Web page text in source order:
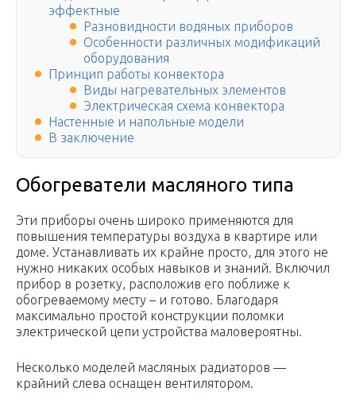
эффектные
Разновидности водяных приборов
Особенности различных модификаций
оборудования
Принцип работы конвектора
Виды нагревательных элементов
Электрическая схема конвектора
Настенные и напольные модели
В заключение
Обогреватели масляного типа
Эти приборы очень широко применяются для
повышения температуры воздуха в квартире или
доме. Устанавливать их крайне просто, для этого не
нужно никаких особых навыков и знаний. Включил
прибор в розетку, расположив его поближе к
обогреваемому месту – и готово. Благодаря
максимально простой конструкции поломки
электрической цепи устройства маловероятны.
Несколько моделей масляных радиаторов —
крайний слева оснащен вентилятором.